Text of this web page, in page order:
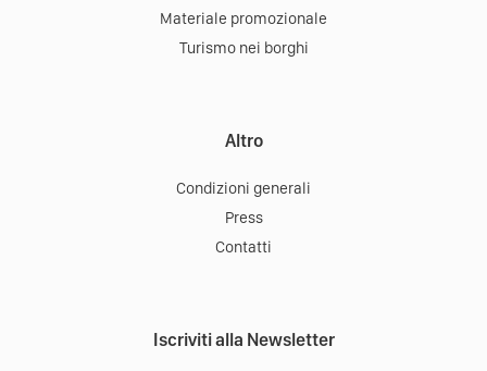
Materiale promozionale
Turismo nei borghi
Altro
Condizioni generali
Press
Contatti
Iscriviti alla Newsletter